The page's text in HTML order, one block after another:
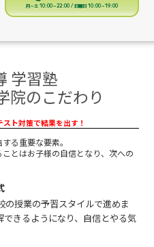
月～土 10:00～22:00 / 日曜日 10:00～19:00
学習塾
院のこだわり
ト対策で結果を出す！
る重要な要素。
とはお子様の自信となり、次への
の授業の予習スタイルで進めま
きるようになり、自信とやる気